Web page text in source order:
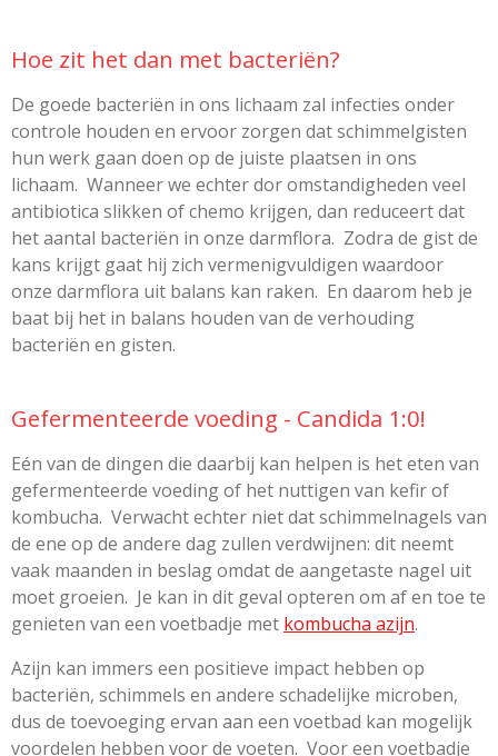
Hoe zit het dan met bacteriën?
De goede bacteriën in ons lichaam zal infecties onder
controle houden en ervoor zorgen dat schimmelgisten
hun werk gaan doen op de juiste plaatsen in ons
lichaam. Wanneer we echter dor omstandigheden veel
antibiotica slikken of chemo krijgen, dan reduceert dat
het aantal bacteriën in onze darmflora. Zodra de gist de
kans krijgt gaat hij zich vermenigvuldigen waardoor
onze darmflora uit balans kan raken. En daarom heb je
baat bij het in balans houden van de verhouding
bacteriën en gisten.
Gefermenteerde voeding - Candida 1:0!
Eén van de dingen die daarbij kan helpen is het eten van
gefermenteerde voeding of het nuttigen van kefir of
kombucha. Verwacht echter niet dat schimmelnagels van
de ene op de andere dag zullen verdwijnen: dit neemt
vaak maanden in beslag omdat de aangetaste nagel uit
moet groeien. Je kan in dit geval opteren om af en toe te
genieten van een voetbadje met kombucha azijn.
Azijn kan immers een positieve impact hebben op
bacteriën, schimmels en andere schadelijke microben,
dus de toevoeging ervan aan een voetbad kan mogelijk
voordelen hebben voor de voeten. Voor een voetbadje